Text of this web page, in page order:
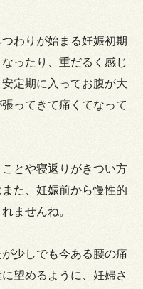
わりが始まる妊娠初期
ったり、重だるく感じ
定期に入ってお腹が大
ってきて痛くてなって
とや寝返りがきつい方
た、妊娠前から慢性的
ませんね。
少しでも今ある腰の痛
望めるように、妊婦さ